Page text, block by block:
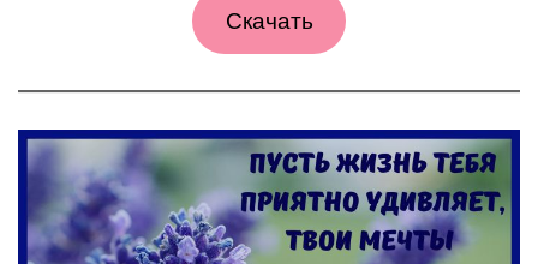
Скачать